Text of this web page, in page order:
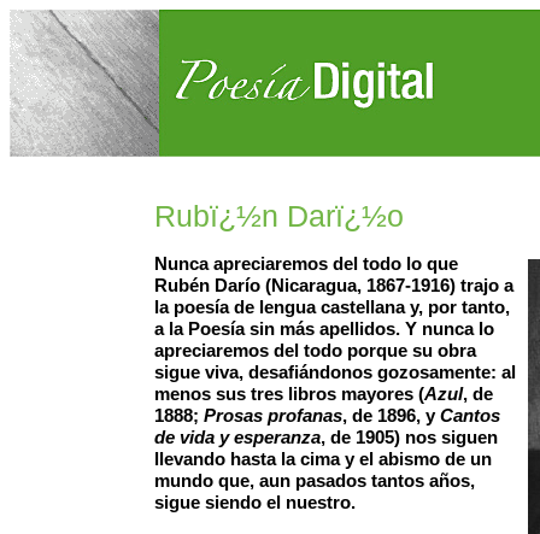
Rubï¿½n Darï¿½o
Nunca apreciaremos del todo lo que
Rubén Darío (Nicaragua, 1867-1916) trajo a
la poesía de lengua castellana y, por tanto,
a la Poesía sin más apellidos. Y nunca lo
apreciaremos del todo porque su obra
sigue viva, desafiándonos gozosamente: al
menos sus tres libros mayores (Azul, de
1888; Prosas profanas, de 1896, yCantos
de vida y esperanza, de 1905) nos siguen
llevando hasta la cima y el abismo de un
mundo que, aun pasados tantos años,
sigue siendo el nuestro.